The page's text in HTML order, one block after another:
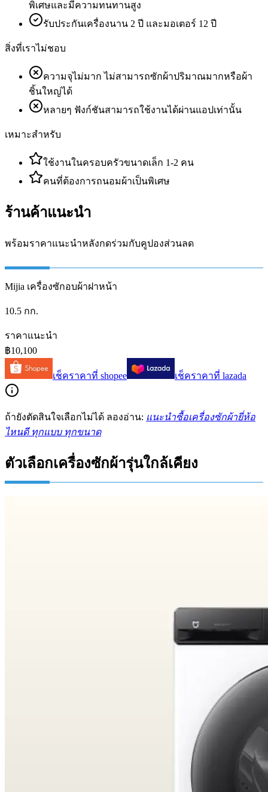
พิเศษและมีความทนทานสูง
รับประกันเครื่องนาน 2 ปี และมอเตอร์ 12 ปี
สิ่งที่เราไม่ชอบ
ความจุไม่มาก ไม่สามารถซักผ้าปริมาณมากหรือผ้า
ชิ้นใหญ่ได้
หลายๆ ฟังก์ชันสามารถใช้งานได้ผ่านแอปเท่านั้น
เหมาะสำหรับ
ใช้งานในครอบครัวขนาดเล็ก 1-2 คน
คนที่ต้องการถนอมผ้าเป็นพิเศษ
ร้านค้าแนะนำ
พร้อมราคาแนะนำหลังกดร่วมกับคูปองส่วนลด
Mijia เครื่องซักอบผ้าฝาหน้า
10.5 กก.
ราคาแนะนำ
฿10,100
เช็คราคาที่ shopee เช็คราคาที่ lazada
ถ้ายังตัดสินใจเลือกไม่ได้ ลองอ่าน: แนะนำซื้อเครื่องซักผ้ายี่ห้อ
ไหนดี ทุกแบบ ทุกขนาด
ตัวเลือกเครื่องซักผ้ารุ่นใกล้เคียง